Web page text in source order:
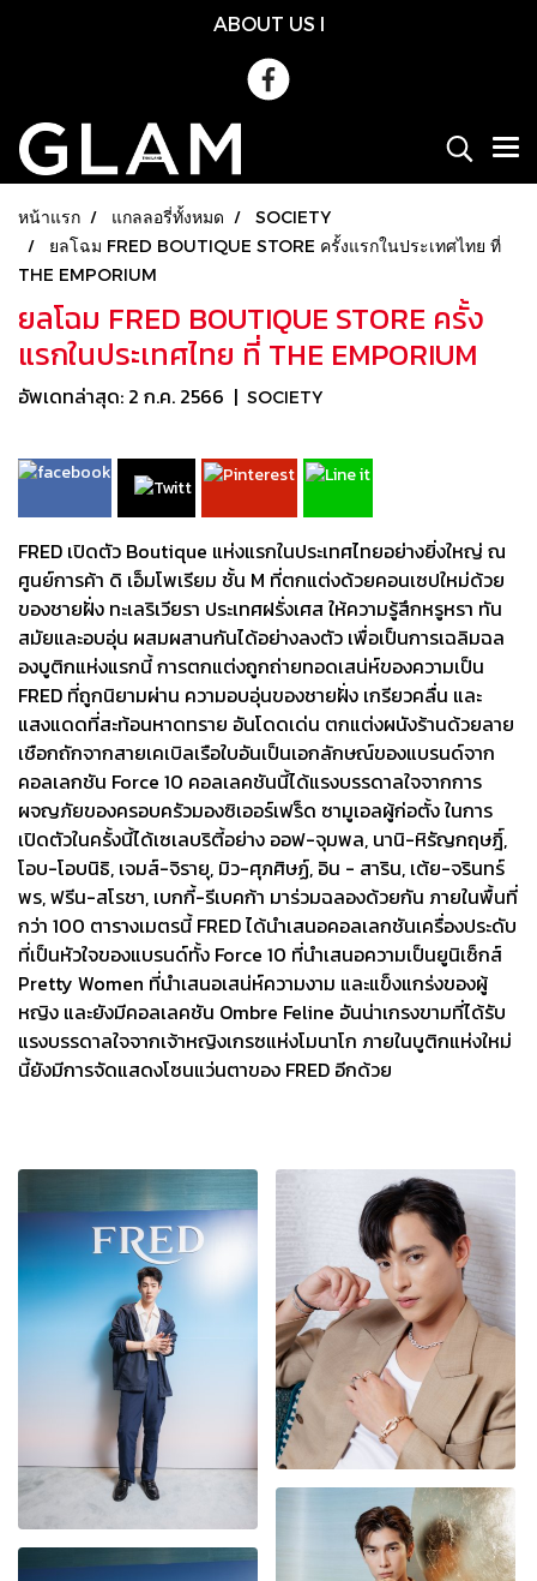
ABOUT US l
หน้าแรก แกลลอรี่ทั้งหมด
SOCIETY
ยลโฉม FRED BOUTIQUE STORE ครั้งแรกในประเทศไทย ที่
THE EMPORIUM
ยลโฉม FRED BOUTIQUE STORE ครั้ง
แรกในประเทศไทย ที่ THE EMPORIUM
อัพเดทล่าสุด: 2 ก.ค. 2566 | SOCIETY
FRED เปิดตัว Boutique แห่งแรกในประเทศไทยอย่างยิ่งใหญ่ ณ
ศูนย์การค้า ดิ เอ็มโพเรียม ชั้น M ที่ตกแต่งด้วยคอนเซปใหม่ด้วย
ของชายฝั่ง ทะเลริเวียรา ประเทศฝรั่งเศส ให้ความรู้สึกหรูหรา ทัน
สมัยและอบอุ่น ผสมผสานกันได้อย่างลงตัว เพื่อเป็นการเฉลิมฉล
องบูติกแห่งแรกนี้ การตกแต่งถูกถ่ายทอดเสน่ห์ของความเป็น
FRED ที่ถูกนิยามผ่าน ความอบอุ่นของชายฝั่ง เกรียวคลื่น และ
แสงแดดที่สะท้อนหาดทราย อันโดดเด่น ตกแต่งผนังร้านด้วยลาย
เชือกถักจากสายเคเบิลเรือใบอันเป็นเอกลักษณ์ของแบรนด์จาก
คอลเลกชัน Force 10 คอลเลคชันนี้ได้แรงบรรดาลใจจากการ
ผจญภัยของครอบครัวมองซิเออร์เฟร็ด ซามูเอลผู้ก่อตั้ง ในการ
เปิดตัวในครั้งนี้ได้เซเลบริตี้อย่าง ออฟ-จุมพล, นานิ-หิรัญกฤษฎิ์,
โอบ-โอบนิธิ, เจมส์-จิรายุ, มิว-ศุภศิษฏ์, อิน - สาริน, เต้ย-จรินทร์
พร, ฟรีน-สโรชา, เบกกี้-รีเบคก้า มาร่วมฉลองด้วยกัน ภายในพื้นที่
กว่า 100 ตารางเมตรนี้ FRED ได้นำเสนอคอลเลกชันเครื่องประดับ
ที่เป็นหัวใจของแบรนด์ทั้ง Force 10 ที่นำเสนอความเป็นยูนิเซ็กส์
Pretty Women ที่นำเสนอเสน่ห์ความงาม และแข็งแกร่งของผู้
หญิง และยังมีคอลเลคชัน Ombre Feline อันน่าเกรงขามที่ได้รับ
แรงบรรดาลใจจากเจ้าหญิงเกรซแห่งโมนาโก ภายในบูติกแห่งใหม่
นี้ยังมีการจัดแสดงโซนแว่นตาของ FRED อีกด้วย